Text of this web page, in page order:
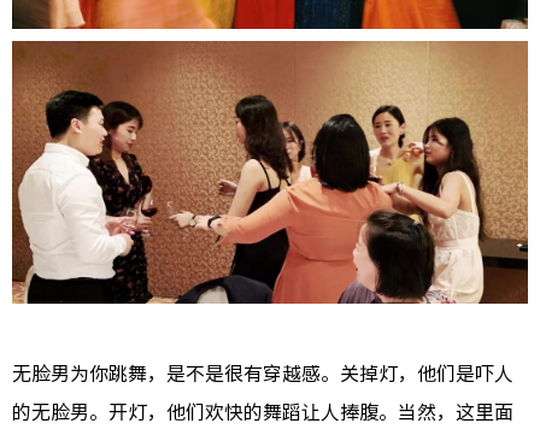
无脸男为你跳舞，是不是很有穿越感。关掉灯，他们是吓人
的无脸男。开灯，他们欢快的舞蹈让人捧腹。当然，这里面